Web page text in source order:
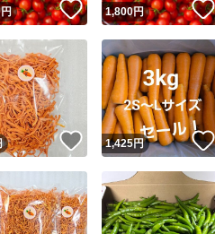
円 いいね！
1,800円
いいね！
1,425円